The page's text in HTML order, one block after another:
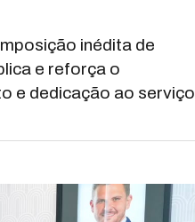
inédita de
e reforça o
e dedicação ao serviço